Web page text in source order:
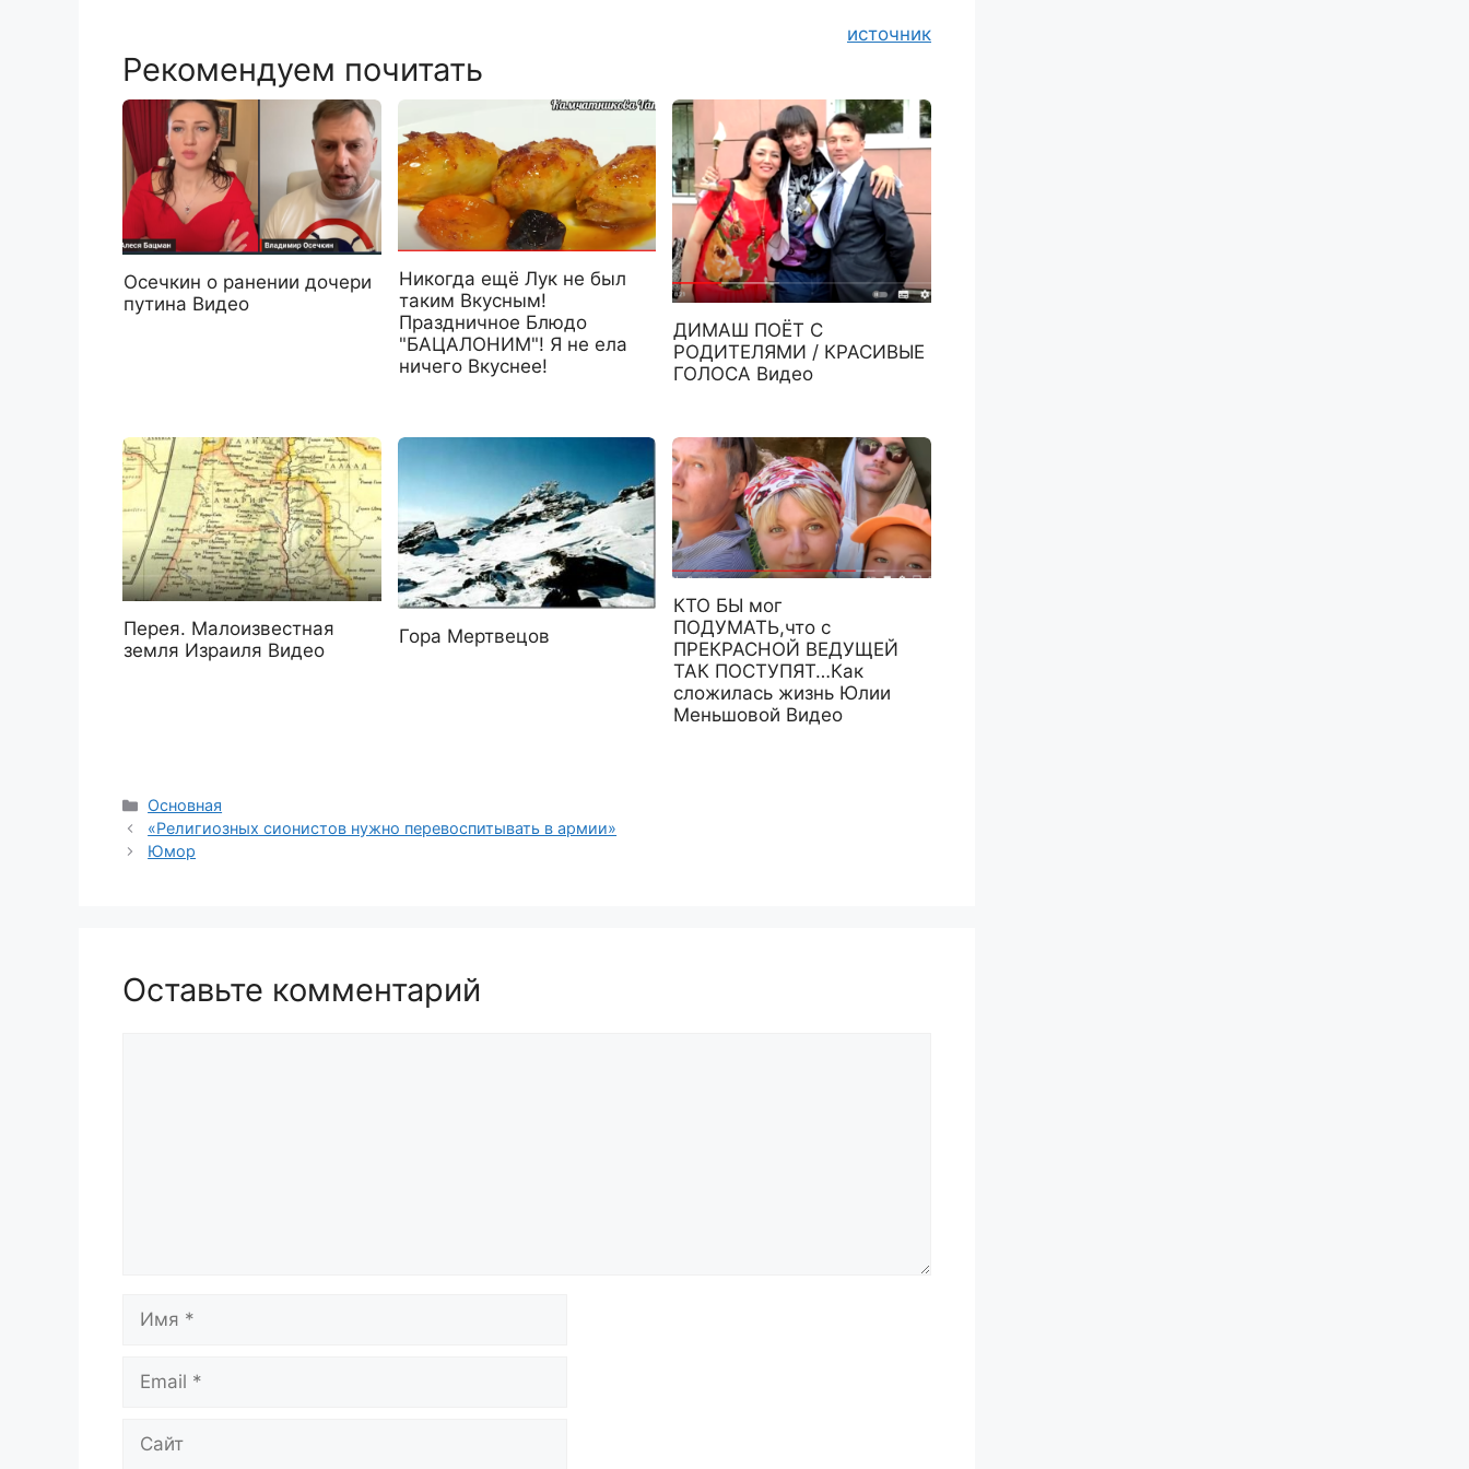
источник
Рекомендуем почитать
Осечкин о ранении дочери
путина Видео
Никогда ещё Лук не был
таким Вкусным!
Праздничное Блюдо
"БАЦАЛОНИМ"! Я не ела
ничего Вкуснее!
ДИМАШ ПОЁТ С
РОДИТЕЛЯМИ / КРАСИВЫЕ
ГОЛОСА Видео
Перея. Малоизвестная
земля Израиля Видео
Гора Мертвецов
КТО БЫ мог
ПОДУМАТЬ,что с
ПРЕКРАСНОЙ ВЕДУЩЕЙ
ТАК ПОСТУПЯТ…Как
сложилась жизнь Юлии
Меньшовой Видео
Рубрики
Основная
«Религиозных сионистов нужно перевоспитывать в армии»
Юмор
Оставьте комментарий
Имя
Email
Сайт